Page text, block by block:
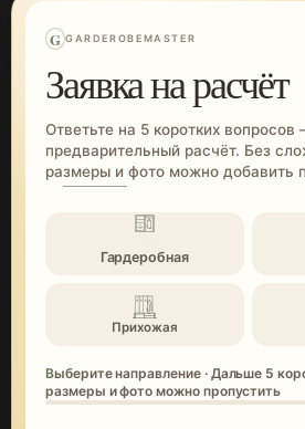
G GARDEROBEMASTER
Заявка на расчёт
Ответьте на 5 коротких
предварительный расчёт. Без
размеры и фото можно добавить
Гардеробная
Прихожая
Выберите направление · Дальше 5 коротких вопросов ·
размеры и фото можно пропустить